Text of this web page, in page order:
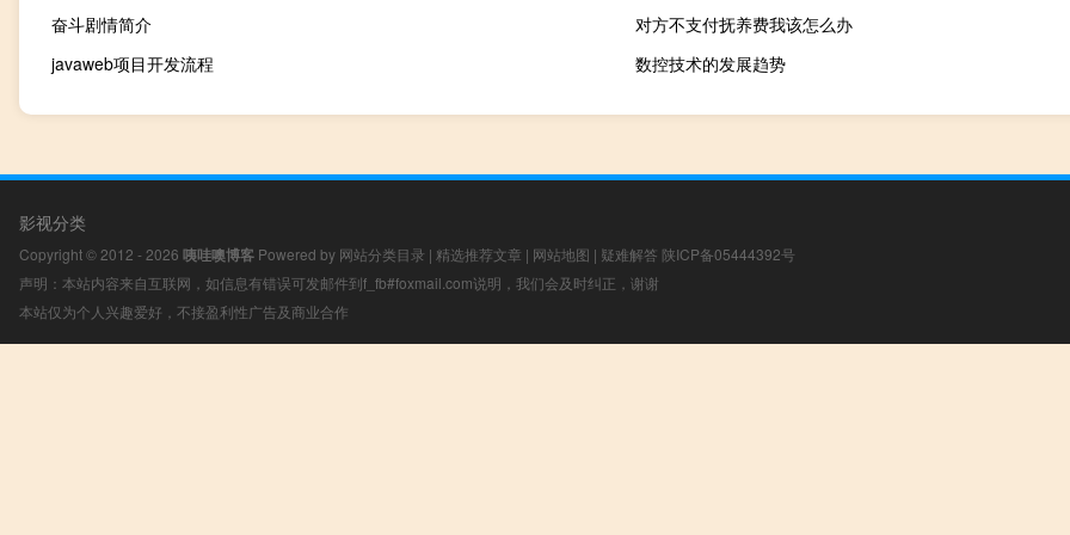
奋斗剧情简介
对方不支付抚养费我该怎么办
javaweb项目开发流程
数控技术的发展趋势
影视分类
Copyright © 2012 - 2026 咦哇噢博客 Powered by 网站分类目录 | 精选推荐文章 | 网站地图 | 疑难解答 陕ICP备05444392号
声明：本站内容来自互联网，如信息有错误可发邮件到f_fb#foxmail.com说明，我们会及时纠正，谢谢
本站仅为个人兴趣爱好，不接盈利性广告及商业合作